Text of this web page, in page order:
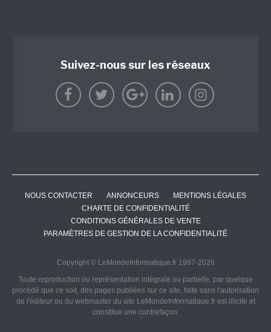
Suivez-nous sur les réseaux
NOUS CONTACTER ANNONCEURS
MENTIONS LÉGALES
CHARTE DE CONFIDENTIALITÉ
CONDITIONS GÉNÉRALES DE VENTE
PARAMÈTRES DE GESTION DE LA CONFIDENTIALITÉ
Copyright © LeMondeInformatique.fr 1997-2026
Toute reproduction ou représentation intégrale ou partielle, par quelque
procédé que ce soit, des pages publiées sur ce site, faite sans l'autorisation
de l'éditeur ou du webmaster du site LeMondeInformatique.fr est illicite et
constitue une contrefaçon.